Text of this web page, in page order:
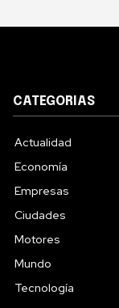
CATEGORIAS
Actualidad
Economía
Empresas
Ciudades
Motores
Mundo
Tecnología